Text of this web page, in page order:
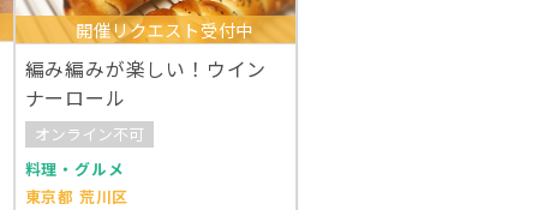
開催リクエスト受付中
編み編みが楽しい！ウイン
ナーロール
オンライン不可
料理・グルメ
東京都 荒川区